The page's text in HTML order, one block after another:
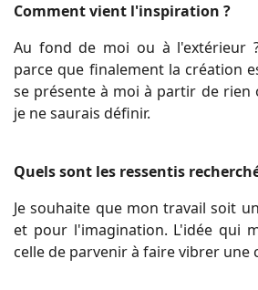
Comment vient l'inspiration ?
Au fond de moi ou à l'extérieur
parce que finalement la création
se présente à moi à partir de rien
je ne saurais définir.
Quels sont les ressentis
Je souhaite que mon travail soit
et pour l'imagination. L'idée qui
celle de parvenir à faire vibrer une